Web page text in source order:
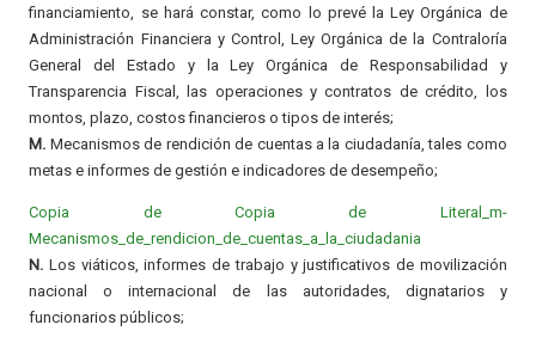
financiamiento, se hará constar, como lo prevé la Ley Orgánica de
Administración Financiera y Control, Ley Orgánica de la Contraloría
General del Estado y la Ley Orgánica de Responsabilidad y
Transparencia Fiscal, las operaciones y contratos de crédito, los
montos, plazo, costos financieros o tipos de interés;
M. Mecanismos de rendición de cuentas a la ciudadanía, tales como
metas e informes de gestión e indicadores de desempeño;
Copia de Copia de Literal_m-
Mecanismos_de_rendicion_de_cuentas_a_la_ciudadania
N. Los viáticos, informes de trabajo y justificativos de movilización
nacional o internacional de las autoridades, dignatarios y
funcionarios públicos;